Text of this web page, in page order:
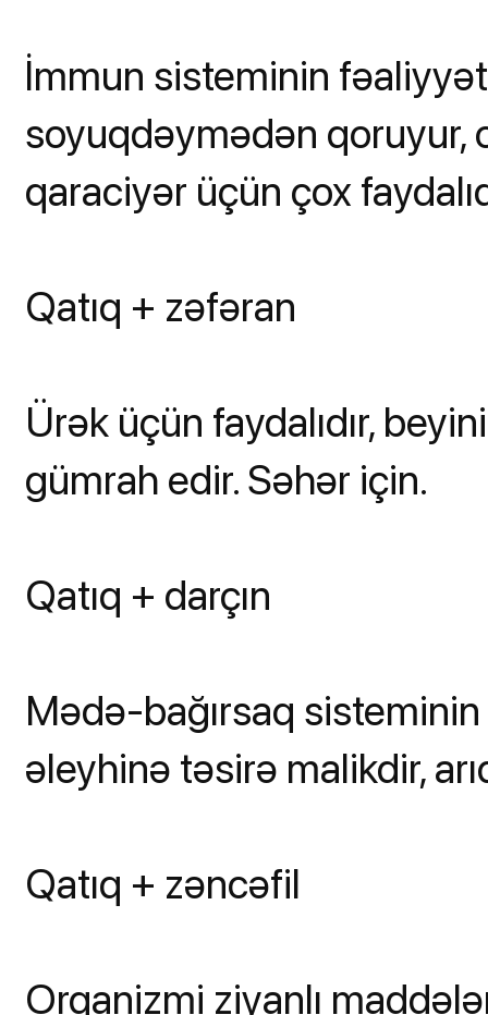
İmmun sisteminin
soyuqdəymədən qoruyur,
qaraciyər üçün çox
Qatıq + zəfəran
Ürək üçün faydalıdır,
gümrah edir. Səhər için.
Qatıq + darçın
Mədə-bağırsaq sisteminin
əleyhinə təsirə malikdir,
Qatıq + zəncəfil
Orqanizmi ziyanlı